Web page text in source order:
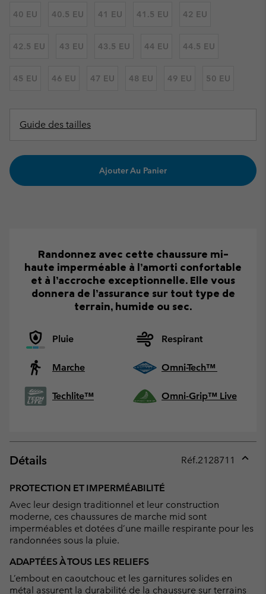
40 EU 40.5 EU 41 EU 41.5 EU 42 EU
42.5 EU 43 EU 43.5 EU 44 EU 44.5 EU
45 EU 46 EU 47 EU 48 EU 49 EU 50 EU
Guide des tailles
Ajouter Au Panier
Randonnez avec cette chaussure mi-
haute imperméable à l’amorti confortable
et à l’accroche exceptionnelle. Elle vous
donnera de l’assurance sur tout type de
terrain, humide ou sec.
Pluie Respirant
Marche Omni-Tech™
Techlite™ Omni-Grip™ Live
Détails Réf.2128711
PROTECTION ET IMPERMÉABILITÉ
Avec leur design traditionnel et leur construction
moderne, ces chaussures de marche mid sont
imperméables et dotées d’une maille respirante pour les
randonnées sous la pluie.
ADAPTÉES À TOUS LES RELIEFS
L’embout en caoutchouc et les garnitures solides en
métal assurent la durabilité de la chaussure sur terrains